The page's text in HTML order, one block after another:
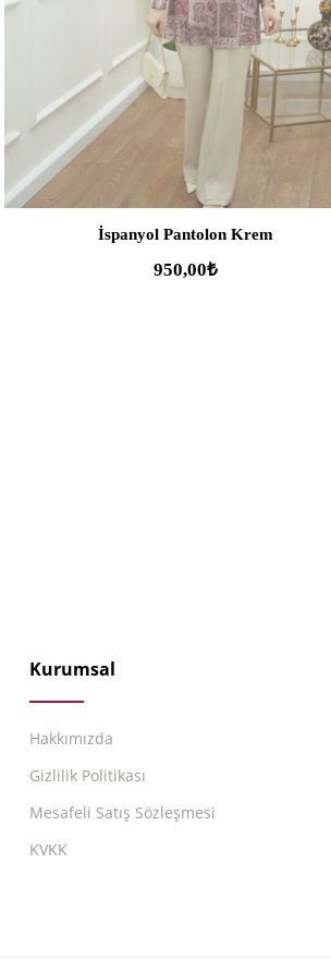
İspanyol Pantolon Krem
950,00₺
Kurumsal
Hakkımızda
Gizlilik Politikası
Mesafeli Satış Sözleşmesi
KVKK